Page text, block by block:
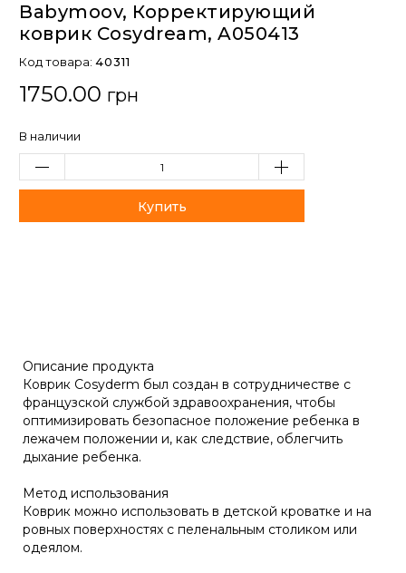
Babymoov, Корректирующий
коврик Cosydream, A050413
Код товара: 40311
1750.00 грн
В наличии
Описание продукта
Коврик Cosyderm был создан в сотрудничестве с
французской службой здравоохранения, чтобы
оптимизировать безопасное положение ребенка в
лежачем положении и, как следствие, облегчить
дыхание ребенка.
Метод использования
Коврик можно использовать в детской кроватке и на
ровных поверхностях с пеленальным столиком или
одеялом.